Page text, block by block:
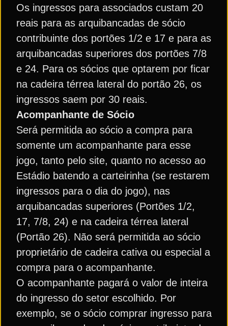
Os ingressos para associados custam 20
reais para as arquibancadas de sócio
contribuinte dos portões 1/2 e 17 e para as
arquibancadas superiores dos portões 7/8
e 24. Para os sócios que optarem por ficar
na cadeira térrea lateral do portão 26, os
ingressos saem por 30 reais.
Acompanhante de Sócio
Será permitida ao sócio a compra para
somente um acompanhante para esse
jogo, tanto pelo site, quanto no acesso ao
Estádio batendo a carteirinha (se restarem
ingressos para o dia do jogo), nas
arquibancadas superiores (Portões 1/2,
17, 7/8, 24) e na cadeira térrea lateral
(Portão 26). Não será permitida ao sócio
proprietário de cadeira cativa ou especial a
compra para o acompanhante.
O acompanhante pagará o valor de inteira
do ingresso do setor escolhido. Por
exemplo, se o sócio comprar ingresso para